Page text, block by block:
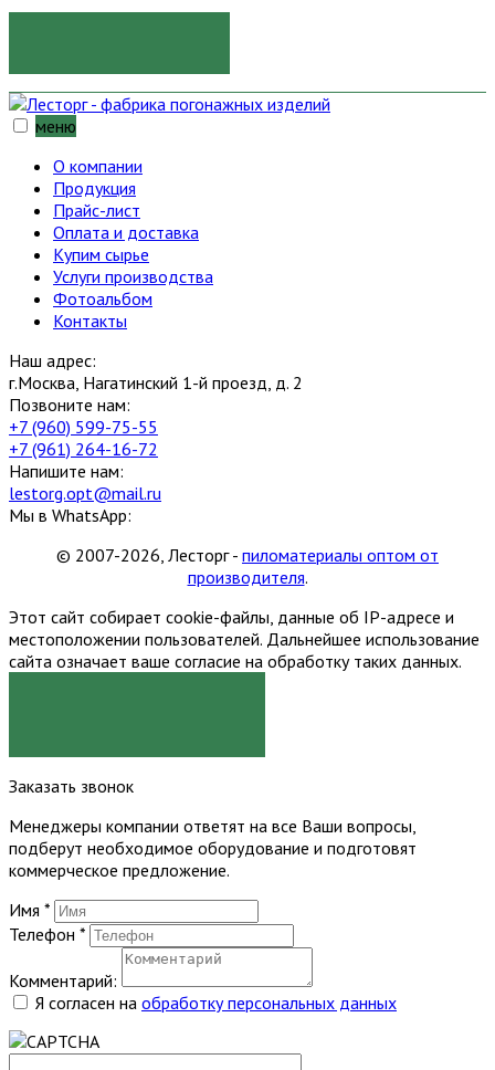
меню
О компании
Продукция
Прайс-лист
Оплата и доставка
Купим сырье
Услуги производства
Фотоальбом
Контакты
Наш адрес:
г.Москва, Нагатинский 1-й проезд, д. 2
Позвоните нам:
+7 (960) 599-75-55
+7 (961) 264-16-72
Напишите нам:
lestorg.opt@mail.ru
Мы в WhatsApp:
© 2007-2026, Лесторг - пиломатериалы оптом от
производителя.
Этот сайт собирает cookie-файлы, данные об IP-адресе и
местоположении пользователей. Дальнейшее использование
сайта означает ваше согласие на обработку таких данных.
Заказать звонок
Менеджеры компании ответят на все Ваши вопросы,
подберут необходимое оборудование и подготовят
коммерческое предложение.
Имя *
Телефон *
Комментарий:
Я согласен на обработку персональных данных